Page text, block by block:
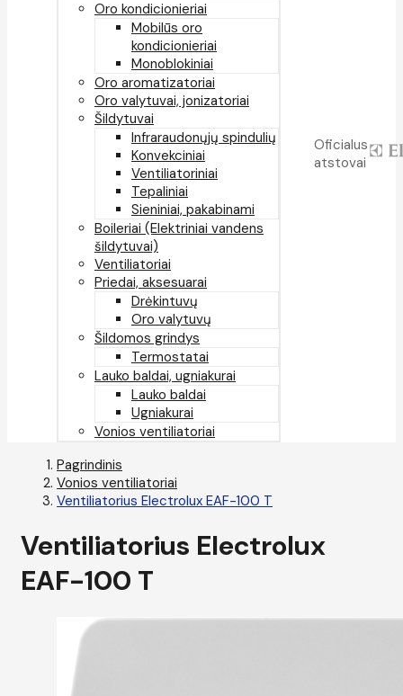
Oro kondicionieriai
Mobilūs oro
kondicionieriai
Monoblokiniai
Oro aromatizatoriai
Oro valytuvai, jonizatoriai
Šildytuvai
Infraraudonųjų spindulių
Konvekciniai
Ventiliatoriniai
Tepaliniai
Sieniniai, pakabinami
Boileriai (Elektriniai vandens
šildytuvai)
Ventiliatoriai
Priedai, aksesuarai
Drėkintuvų
Oro valytuvų
Šildomos grindys
Termostatai
Lauko baldai, ugniakurai
Lauko baldai
Ugniakurai
Vonios ventiliatoriai
Oficialus
atstovai
Pagrindinis
Vonios ventiliatoriai
Ventiliatorius Electrolux EAF-100 T
Ventiliatorius Electrolux
EAF-100 T